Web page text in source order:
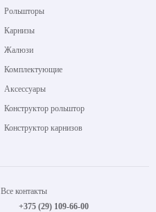
Рольшторы
Карнизы
Жалюзи
Комплектующие
Аксессуары
Конструктор рольштор
Конструктор карнизов
Все контакты
+375 (29) 109-66-00